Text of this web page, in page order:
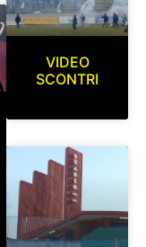
VIDEO
SCONTRI